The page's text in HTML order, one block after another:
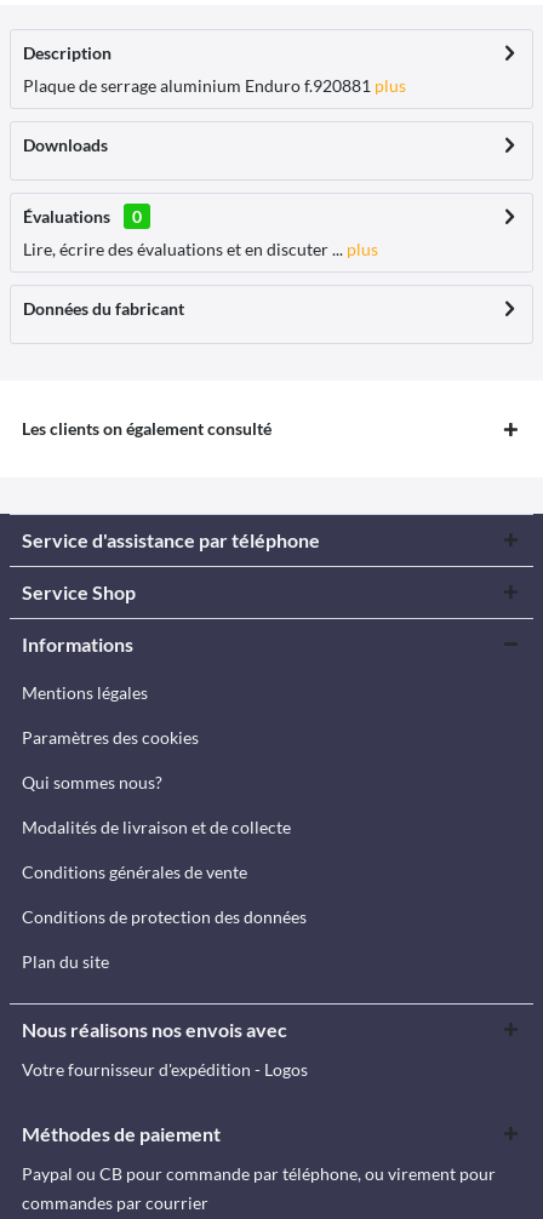
Description
Plaque de serrage aluminium Enduro f.920881 plus
Downloads
Évaluations
0
Lire, écrire des évaluations et en discuter ... plus
Données du fabricant
Les clients on également consulté
Service d'assistance par téléphone
Service Shop
Informations
Mentions légales
Paramètres des cookies
Qui sommes nous?
Modalités de livraison et de collecte
Conditions générales de vente
Conditions de protection des données
Plan du site
Nous réalisons nos envois avec
Votre fournisseur d'expédition - Logos
Méthodes de paiement
Paypal ou CB pour commande par téléphone, ou virement pour
commandes par courrier